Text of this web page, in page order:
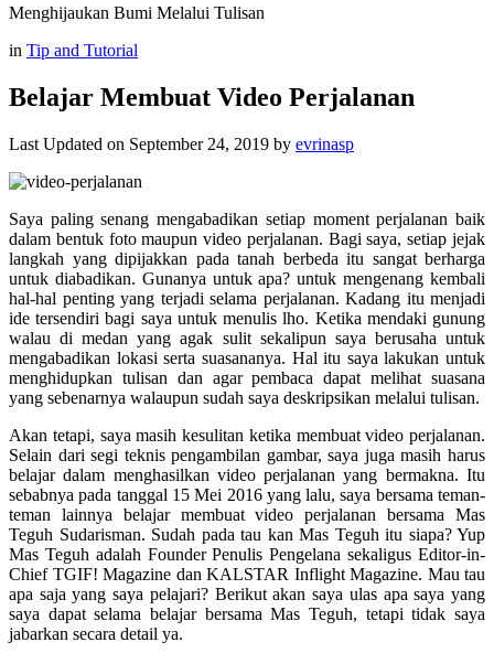
Menghijaukan Bumi Melalui Tulisan
in Tip and Tutorial
Belajar Membuat Video Perjalanan
Last Updated on September 24, 2019 by evrinasp
Saya paling senang mengabadikan setiap moment perjalanan baik
dalam bentuk foto maupun video perjalanan. Bagi saya, setiap jejak
langkah yang dipijakkan pada tanah berbeda itu sangat berharga
untuk diabadikan. Gunanya untuk apa? untuk mengenang kembali
hal-hal penting yang terjadi selama perjalanan. Kadang itu menjadi
ide tersendiri bagi saya untuk menulis lho. Ketika mendaki gunung
walau di medan yang agak sulit sekalipun saya berusaha untuk
mengabadikan lokasi serta suasananya. Hal itu saya lakukan untuk
menghidupkan tulisan dan agar pembaca dapat melihat suasana
yang sebenarnya walaupun sudah saya deskripsikan melalui tulisan.
Akan tetapi, saya masih kesulitan ketika membuat video perjalanan.
Selain dari segi teknis pengambilan gambar, saya juga masih harus
belajar dalam menghasilkan video perjalanan yang bermakna. Itu
sebabnya pada tanggal 15 Mei 2016 yang lalu, saya bersama teman-
teman lainnya belajar membuat video perjalanan bersama Mas
Teguh Sudarisman. Sudah pada tau kan Mas Teguh itu siapa? Yup
Mas Teguh adalah Founder Penulis Pengelana sekaligus Editor-in-
Chief TGIF! Magazine dan KALSTAR Inflight Magazine. Mau tau
apa saja yang saya pelajari? Berikut akan saya ulas apa saya yang
saya dapat selama belajar bersama Mas Teguh, tetapi tidak saya
jabarkan secara detail ya.